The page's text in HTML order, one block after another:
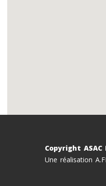
Copyright
Une réalisation